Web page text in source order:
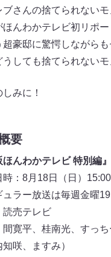
ブさんの捨てられない
ほんわかテレビ初リポ
超豪邸に驚愕しながら
うしても捨てられないモ
みに！
要
ほんわかテレビ 特別編』
時：8月18日（日）
ラー放送は毎週金曜
読売テレビ
間寛平、桂南光、すっ
知咲、ますみ）